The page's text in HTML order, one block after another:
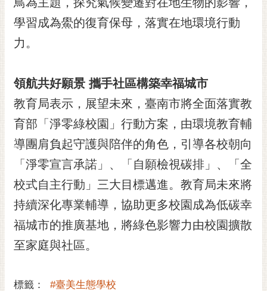
告
市
府
通
位
置
學習成為鱟的復育保母，落實在地環境行動
力。
領航共好願景 攜手社區構築幸福城市
教育局表示，展望未來，臺南市將全面落實教
育部「淨零綠校園」行動方案，由環境教育輔
導團肩負起守護與陪伴的角色，引導各校朝向
「淨零宣言承諾」、「自願檢視碳排」、「全
校式自主行動」三大目標邁進。教育局未來將
持續深化專業輔導，協助更多校園成為低碳幸
福城市的推廣基地，將綠色影響力由校園擴散
至家庭與社區。
標籤： #臺美生態學校